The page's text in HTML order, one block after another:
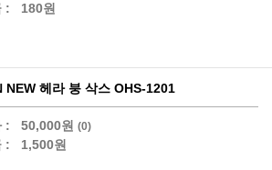
: 180원
NEW 헤라 붕 삭스 OHS-1201
: 50,000원 (0)
: 1,500원